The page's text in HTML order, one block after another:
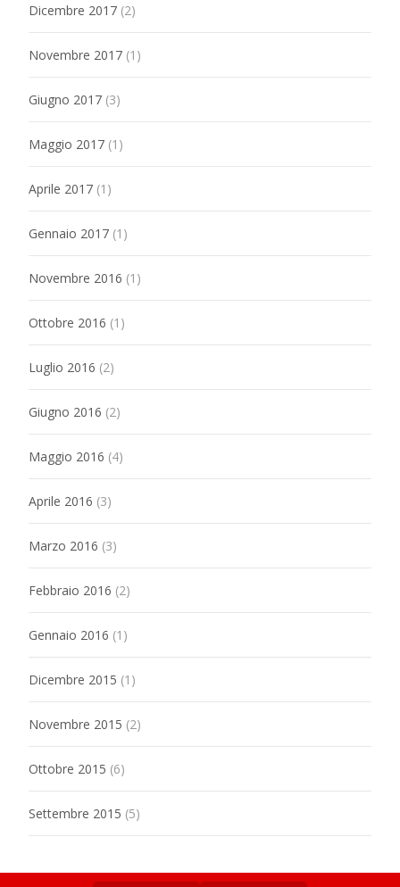
Dicembre 2017 (2)
Novembre 2017 (1)
Giugno 2017 (3)
Maggio 2017 (1)
Aprile 2017 (1)
Gennaio 2017 (1)
Novembre 2016 (1)
Ottobre 2016 (1)
Luglio 2016 (2)
Giugno 2016 (2)
Maggio 2016 (4)
Aprile 2016 (3)
Marzo 2016 (3)
Febbraio 2016 (2)
Gennaio 2016 (1)
Dicembre 2015 (1)
Novembre 2015 (2)
Ottobre 2015 (6)
Settembre 2015 (5)